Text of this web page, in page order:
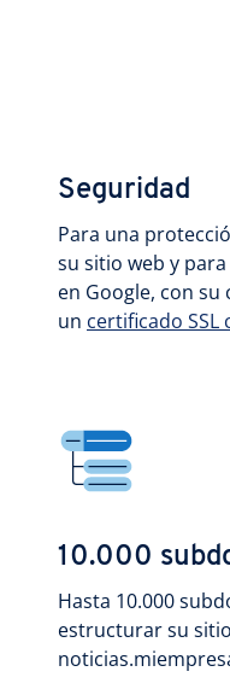
Seguridad
Para una
su sitio web y
en Google, con
un certificado SSL
10.000
Hasta 10.000
estructurar su